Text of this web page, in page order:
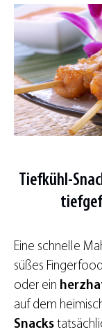
Tiefkühl-
Eine schnelle
süßes
oder ein
auf dem
Snacks